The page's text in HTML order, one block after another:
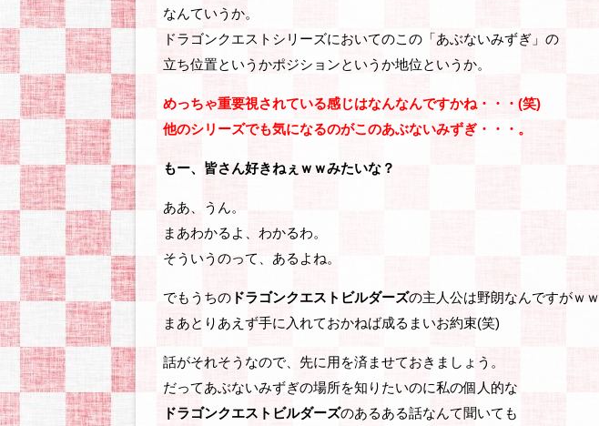
なんていうか。
ドラゴンクエストシリーズにおいてのこの「あぶないみずぎ」の
立ち位置というかポジションというか地位というか。
めっちゃ重要視されている感じはなんなんですかね・・・(笑)
他のシリーズでも気になるのがこのあぶないみずぎ・・・。
もー、皆さん好きねぇｗｗみたいな？
ああ、うん。
まあわかるよ、わかるわ。
そういうのって、あるよね。
でもうちの ドラゴンクエストビルダーズの主人公は野朗なんですがｗｗ
まあとりあえず手に入れておかねば成るまいお約束(笑)
話がそれそうなので、先に用を済ませておきましょう。
だってあぶないみずぎの場所を知りたいのに私の個人的な
ドラゴンクエストビルダーズのあるある話なんて聞いても